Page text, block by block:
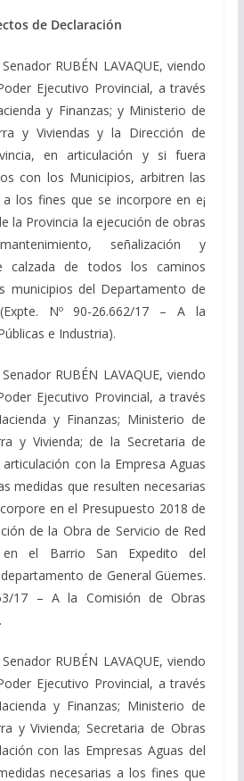
de Declaración
RUBÉN LAVAQUE, viendo
Ejecutivo Provincial, a través
y Finanzas; y Ministerio de
y Viviendas y la Dirección de
en articulación y si fuera
con los Municipios, arbitren las
los fines que se incorpore en e¡
la Provincia la ejecución de obras
señalización y
calzada de todos los caminos
municipios del Departamento de
Nº 90-26.662/17 – A la
e Industria).
RUBÉN LAVAQUE, viendo
Ejecutivo Provincial, a través
y Finanzas; Ministerio de
y Vivienda; de la Secretaria de
con la Empresa Aguas
medidas que resulten necesarias
en el Presupuesto 2018 de
de la Obra de Servicio de Red
el Barrio San Expedito del
de General Güemes.
17 – A la Comisión de Obras
RUBÉN LAVAQUE, viendo
Ejecutivo Provincial, a través
y Finanzas; Ministerio de
y Vivienda; Secretaria de Obras
con las Empresas Aguas del
necesarias a los fines que